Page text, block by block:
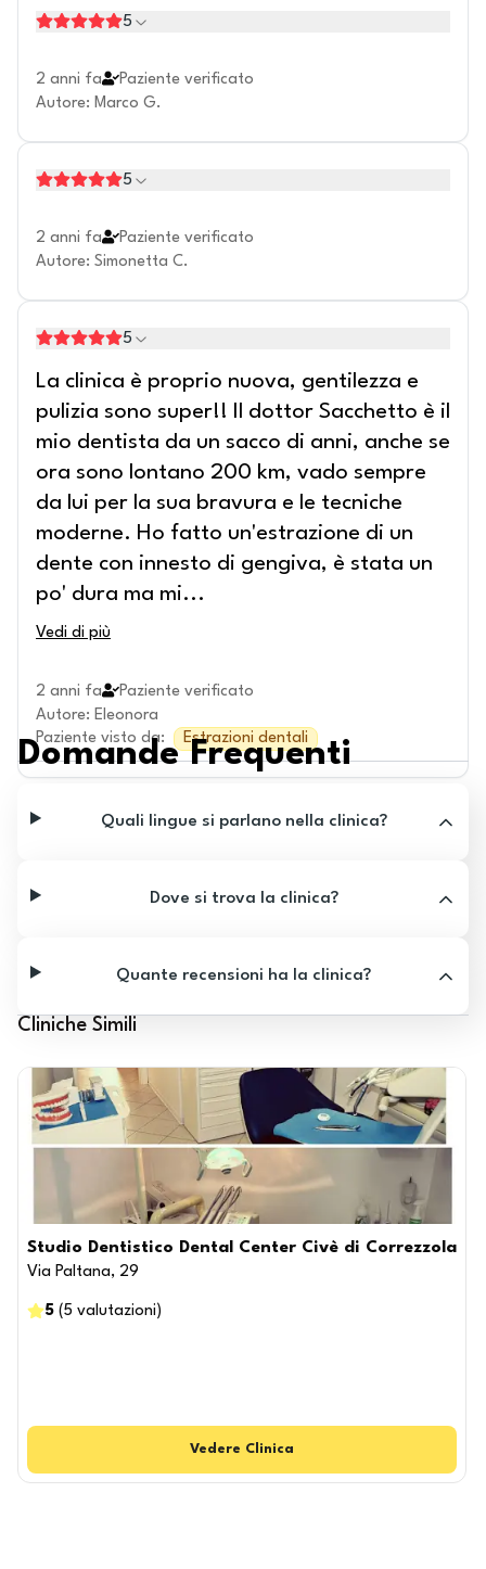
5
2 anni fa
Paziente verificato
Autore: Marco G.
5
2 anni fa
Paziente verificato
Autore: Simonetta C.
5
La clinica è proprio nuova, gentilezza e
pulizia sono super!! Il dottor Sacchetto è il
mio dentista da un sacco di anni, anche se
ora sono lontano 200 km, vado sempre
da lui per la sua bravura e le tecniche
moderne. Ho fatto un'estrazione di un
dente con innesto di gengiva, è stata un
po' dura ma mi ...
Vedi di più
2 anni fa
Paziente verificato
Autore: Eleonora
Paziente visto da: Estrazioni dentali
Domande Frequenti
Quali lingue si parlano nella clinica?
Dove si trova la clinica?
Quante recensioni ha la clinica?
Cliniche Simili
Studio Dentistico Dental Center Civè di Correzzola
Via Paltana, 29
5 (5 valutazioni )
Vedere Clinica